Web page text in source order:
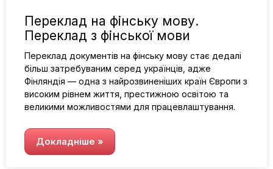
Переклад на фінську мову.
Переклад з фінської мови
Переклад документів на фінську мову стає дедалі
більш затребуваним серед українців, адже
Фінляндія — одна з найрозвиненіших країн Європи з
високим рівнем життя, престижною освітою та
великими можливостями для працевлаштування.
Докладніше »